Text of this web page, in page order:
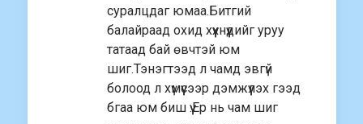
суралцдаг юмаа.Битгий
балайраад охид хүүхнүүдийг уруу
татаад бай өвчтэй юм
шиг.Тэнэгтээд л чамд эвгүй
болоод л хүмүүсээр дэмжүүлэх гээд
бгаа юм биш үү.Ер нь чам шиг